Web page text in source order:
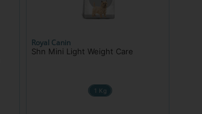
Royal Canin
Shn Mini Light Weight Care
1 Kg